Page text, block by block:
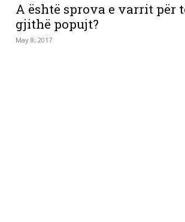
A është sprova e varrit për
gjithë popujt?
May 8, 2017